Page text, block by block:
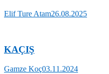
Elif Ture Atam26.08.2025
KAÇIŞ
Gamze Koç03.11.2024